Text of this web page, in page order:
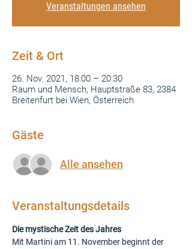
Veranstaltungen ansehen
Zeit & Ort
26. Nov. 2021, 18:00 – 20:30
Raum und Mensch, Hauptstraße 83, 2384
Breitenfurt bei Wien, Österreich
Gäste
Alle ansehen
Veranstaltungsdetails
Die mystische Zeit des Jahres
Mit Martini am 11. November beginnt der